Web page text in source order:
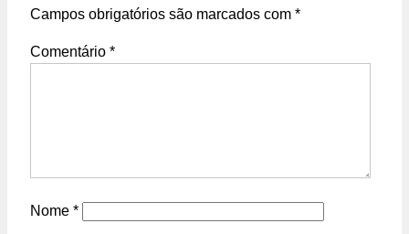
Campos obrigatórios são marcados com *
Comentário *
Nome *